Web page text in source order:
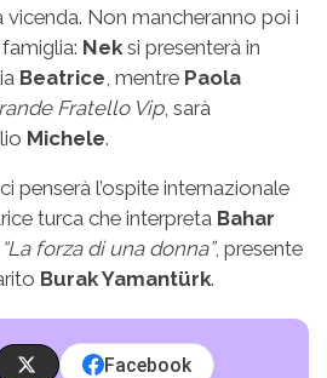
Non mancheranno poi i
Nek si presenterà in
Beatrice , mentre Paola
Fratello Vip, sarà
Michele.
penserà l’ospite internazionale
turca che interpreta Bahar
“La forza di una donna”, presente
Burak Yamantürk.
Facebook